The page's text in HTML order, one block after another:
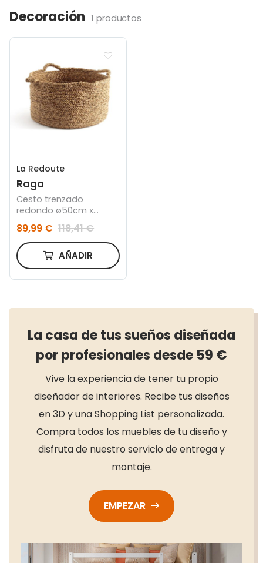
Decoración 1 productos
La Redoute
Raga
Cesto trenzado
redondo ø50cm x
37cm
89,99 € 118,41 €
AÑADIR
La casa de tus sueños diseñada
por profesionales desde 59 €
Vive la experiencia de tener tu propio
diseñador de interiores. Recibe tus diseños
en 3D y una Shopping List personalizada.
Compra todos los muebles de tu diseño y
disfruta de nuestro servicio de entrega y
montaje.
EMPEZAR